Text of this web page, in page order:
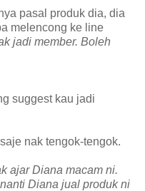
pasal produk dia, dia
melencong ke line
jadi member. Boleh
suggest kau jadi
nak tengok-tengok.
ajar Diana macam ni.
Diana jual produk ni